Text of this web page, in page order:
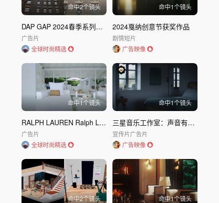
命中2个镜头
DAP GAP 2024春季系列｜Gap 盖璞
广告片
全球时尚精选
命中1个镜头
2024戛纳创意节获奖作品
剧情短片
广告映像
命中1个镜头
RALPH LAUREN Ralph Lauren 一种生活方式｜Ralph L
广告片
全球时尚精选
命中1个镜头
三星音乐工作室：声音有形，空间共振
宣传片广告片
广告映像
命中2个镜头 命中1个镜头